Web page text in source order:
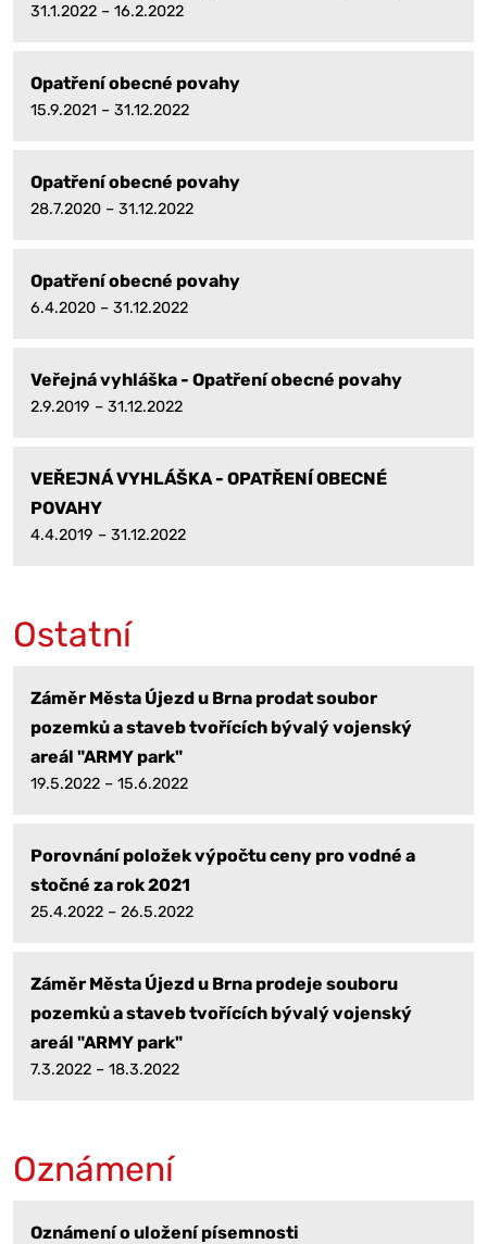
31.1.2022 – 16.2.2022
Opatření obecné povahy
15.9.2021 – 31.12.2022
Opatření obecné povahy
28.7.2020 – 31.12.2022
Opatření obecné povahy
6.4.2020 – 31.12.2022
Veřejná vyhláška - Opatření obecné povahy
2.9.2019 – 31.12.2022
VEŘEJNÁ VYHLÁŠKA - OPATŘENÍ OBECNÉ
POVAHY
4.4.2019 – 31.12.2022
Ostatní
Záměr Města Újezd u Brna prodat soubor
pozemků a staveb tvořících bývalý vojenský
areál "ARMY park"
19.5.2022 – 15.6.2022
Porovnání položek výpočtu ceny pro vodné a
stočné za rok 2021
25.4.2022 – 26.5.2022
Záměr Města Újezd u Brna prodeje souboru
pozemků a staveb tvořících bývalý vojenský
areál "ARMY park"
7.3.2022 – 18.3.2022
Oznámení
Oznámení o uložení písemnosti